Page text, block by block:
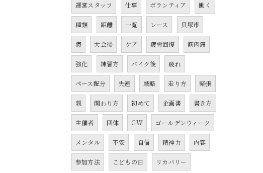
運営スタッフ 仕事 ボランティア 働く
種類 距離 一覧 レース 貝塚市
海 大会後 ケア 疲労回復 筋肉痛
強化 練習方 バイク後 疲れ
ペース配分 失速 戦略 走り方 緊張
親 関わり方 初めて 企画書 書き方
主催者 団体 GW ゴールデンウィーク
メンタル 不安 自信 精神力 内容
参加方法 こどもの日 リカバリー